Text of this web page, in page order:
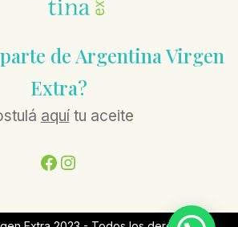
de Argentina Virgen
Extra?
aquítu aceite
Facebook
Instagram